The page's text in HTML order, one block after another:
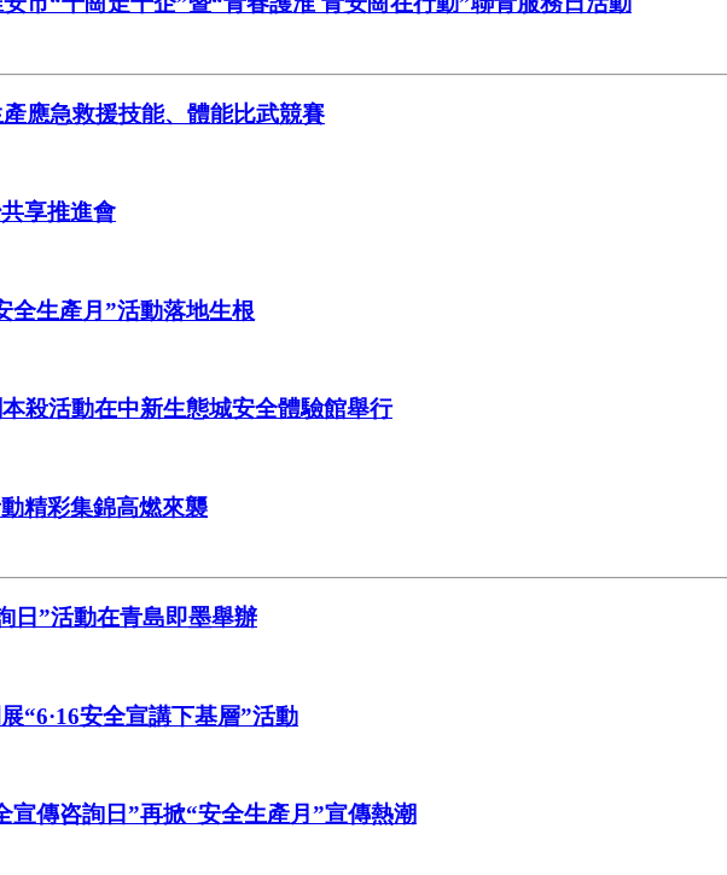
應急救援技能、體能比武競賽
享推進會
全生產月”活動落地生根
殺活動在中新生態城安全體驗館舉行
精彩集錦高燃來襲
日”活動在青島即墨舉辦
“6·16安全宣講下基層”活動
宣傳咨詢日”再掀“安全生產月”宣傳熱潮